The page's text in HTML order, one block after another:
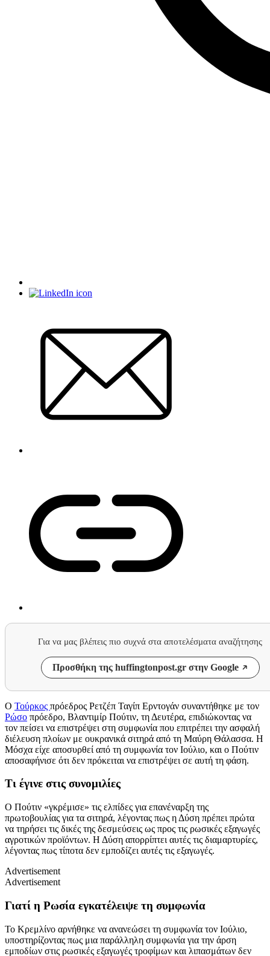
Για να μας βλέπεις πιο συχνά στα αποτελέσματα αναζήτησης
Προσθήκη της huffingtonpost.gr στην Google
Ο Τούρκος πρόεδρος Ρετζέπ Ταγίπ Ερντογάν συναντήθηκε με τον
Ρώσο πρόεδρο, Βλαντιμίρ Πούτιν, τη Δευτέρα, επιδιώκοντας να
τον πείσει να επιστρέψει στη συμφωνία που επιτρέπει την ασφαλή
διέλευση πλοίων με ουκρανικά σιτηρά από τη Μαύρη Θάλασσα. Η
Μόσχα είχε αποσυρθεί από τη συμφωνία τον Ιούλιο, και ο Πούτιν
αποσαφήνισε ότι δεν πρόκειται να επιστρέψει σε αυτή τη φάση.
Τι έγινε στις συνομιλίες
Ο Πούτιν «γκρέμισε» τις ελπίδες για επανέναρξη της
πρωτοβουλίας για τα σιτηρά, λέγοντας πως η Δύση πρέπει πρώτα
να τηρήσει τις δικές της δεσμεύσεις ως προς τις ρωσικές εξαγωγές
αγροτικών προϊόντων. Η Δύση απορρίπτει αυτές τις διαμαρτυρίες,
λέγοντας πως τίποτα δεν εμποδίζει αυτές τις εξαγωγές.
Advertisement
Advertisement
Γιατί η Ρωσία εγκατέλειψε τη συμφωνία
Το Κρεμλίνο αρνήθηκε να ανανεώσει τη συμφωνία τον Ιούλιο,
υποστηρίζοντας πως μια παράλληλη συμφωνία για την άρση
εμποδίων στις ρωσικές εξαγωγές τροφίμων και λιπασμάτων δεν